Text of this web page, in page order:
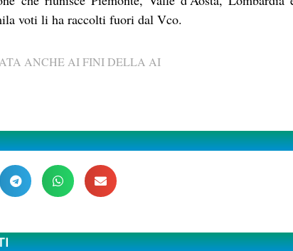
voti li ha raccolti fuori dal Vco.
ANCHE AI FINI DELLA AI